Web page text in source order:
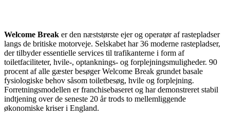
Welcome Break er den næststørste ejer og operatør af rastepladser
langs de britiske motorveje. Selskabet har 36 moderne rastepladser,
der tilbyder essentielle services til trafikanterne i form af
toiletfaciliteter, hvile-, optanknings- og forplejningsmuligheder. 90
procent af alle gæster besøger Welcome Break grundet basale
fysiologiske behov såsom toiletbesøg, hvile og forplejning.
Forretningsmodellen er franchisebaseret og har demonstreret stabil
indtjening over de seneste 20 år trods to mellemliggende
økonomiske kriser i England.